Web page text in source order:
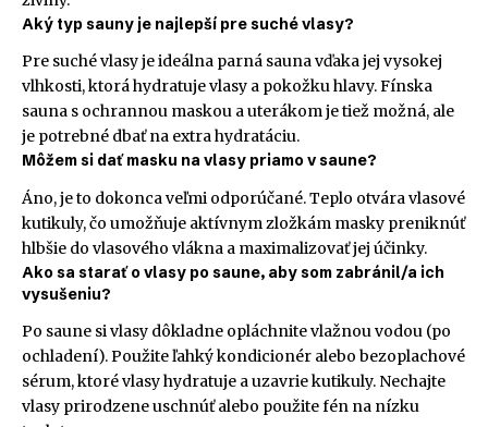
Aký typ sauny je najlepší pre suché vlasy?
Pre suché vlasy je ideálna parná sauna vďaka jej vysokej
vlhkosti, ktorá hydratuje vlasy a pokožku hlavy. Fínska
sauna s ochrannou maskou a uterákom je tiež možná, ale
je potrebné dbať na extra hydratáciu.
Môžem si dať masku na vlasy priamo v saune?
Áno, je to dokonca veľmi odporúčané. Teplo otvára vlasové
kutikuly, čo umožňuje aktívnym zložkám masky preniknúť
hlbšie do vlasového vlákna a maximalizovať jej účinky.
Ako sa starať o vlasy po saune, aby som zabránil/a ich
vysušeniu?
Po saune si vlasy dôkladne opláchnite vlažnou vodou (po
ochladení). Použite ľahký kondicionér alebo bezoplachové
sérum, ktoré vlasy hydratuje a uzavrie kutikuly. Nechajte
vlasy prirodzene uschnúť alebo použite fén na nízku